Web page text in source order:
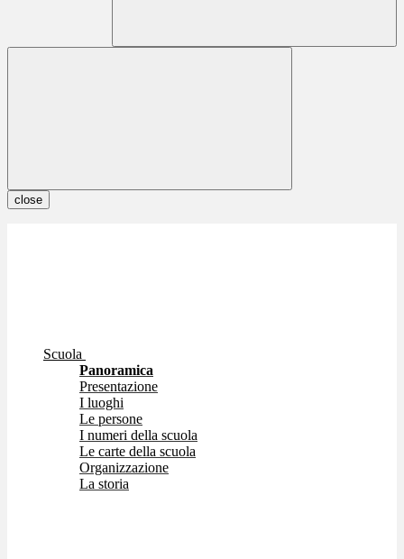
close
Scuola
Panoramica
Presentazione
I luoghi
Le persone
I numeri della scuola
Le carte della scuola
Organizzazione
La storia